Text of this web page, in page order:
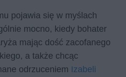
pojawia się w myślach
mocno, kiedy bohater
mając dość zacofanego
a także chcąc
odrzuceniem Izabeli